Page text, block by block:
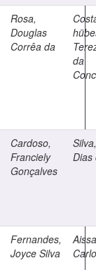
Rosa,
Douglas
Corrêa da
da
Cardoso,
Franciely
Gonçalves
Dias
Fernandes,
Joyce Silva